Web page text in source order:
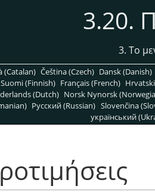
3.20.
3. Το
(Catalan) Čeština (Czech) Dansk (Danish)
Suomi (Finnish) Français (French)
(Dutch) Norsk Nynorsk
Pусский (Russian) Slovenčina
український